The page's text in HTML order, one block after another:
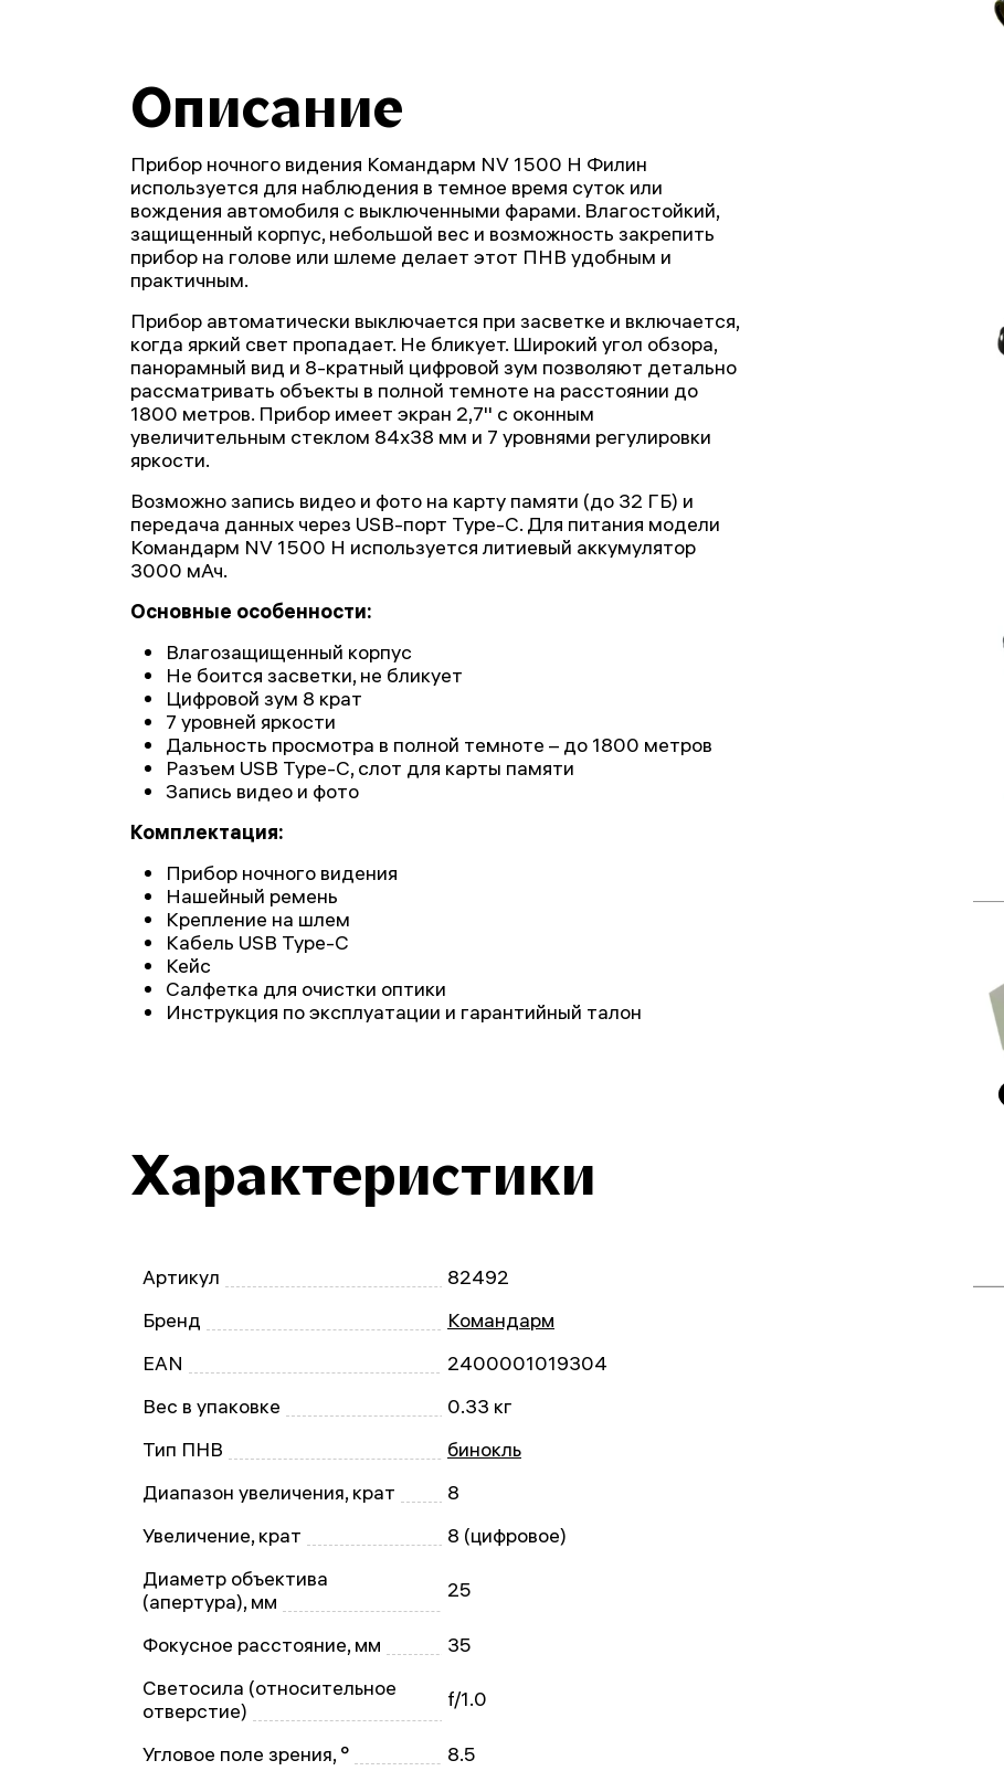
Описание
Прибор ночного видения Командарм NV 1500 H Филин
используется для наблюдения в темное время суток или
вождения автомобиля с выключенными фарами. Влагостойкий,
защищенный корпус, небольшой вес и возможность закрепить
прибор на голове или шлеме делает этот ПНВ удобным и
практичным.
Прибор автоматически выключается при засветке и включается,
когда яркий свет пропадает. Не бликует. Широкий угол обзора,
панорамный вид и 8-кратный цифровой зум позволяют детально
рассматривать объекты в полной темноте на расстоянии до
1800 метров. Прибор имеет экран 2,7'' с оконным
увеличительным стеклом 84x38 мм и 7 уровнями регулировки
яркости.
Возможно запись видео и фото на карту памяти (до 32 ГБ) и
передача данных через USB-порт Type-C. Для питания модели
Командарм NV 1500 H используется литиевый аккумулятор
3000 мАч.
Основные особенности:
Влагозащищенный корпус
Не боится засветки, не бликует
Цифровой зум 8 крат
7 уровней яркости
Дальность просмотра в полной темноте – до 1800 метров
Разъем USB Type-C, слот для карты памяти
Запись видео и фото
Комплектация:
Прибор ночного видения
Нашейный ремень
Крепление на шлем
Кабель USB Type-C
Кейс
Салфетка для очистки оптики
Инструкция по эксплуатации и гарантийный талон
Характеристики
Артикул
82492
Бренд
Командарм
EAN
2400001019304
Вес в упаковке
0.33 кг
Тип ПНВ
бинокль
Диапазон увеличения, крат
8
Увеличение, крат
8 (цифровое)
Диаметр объектива
(апертура), мм
25
Фокусное расстояние, мм
35
Светосила (относительное
отверстие)
f/1.0
Угловое поле зрения, °
8.5